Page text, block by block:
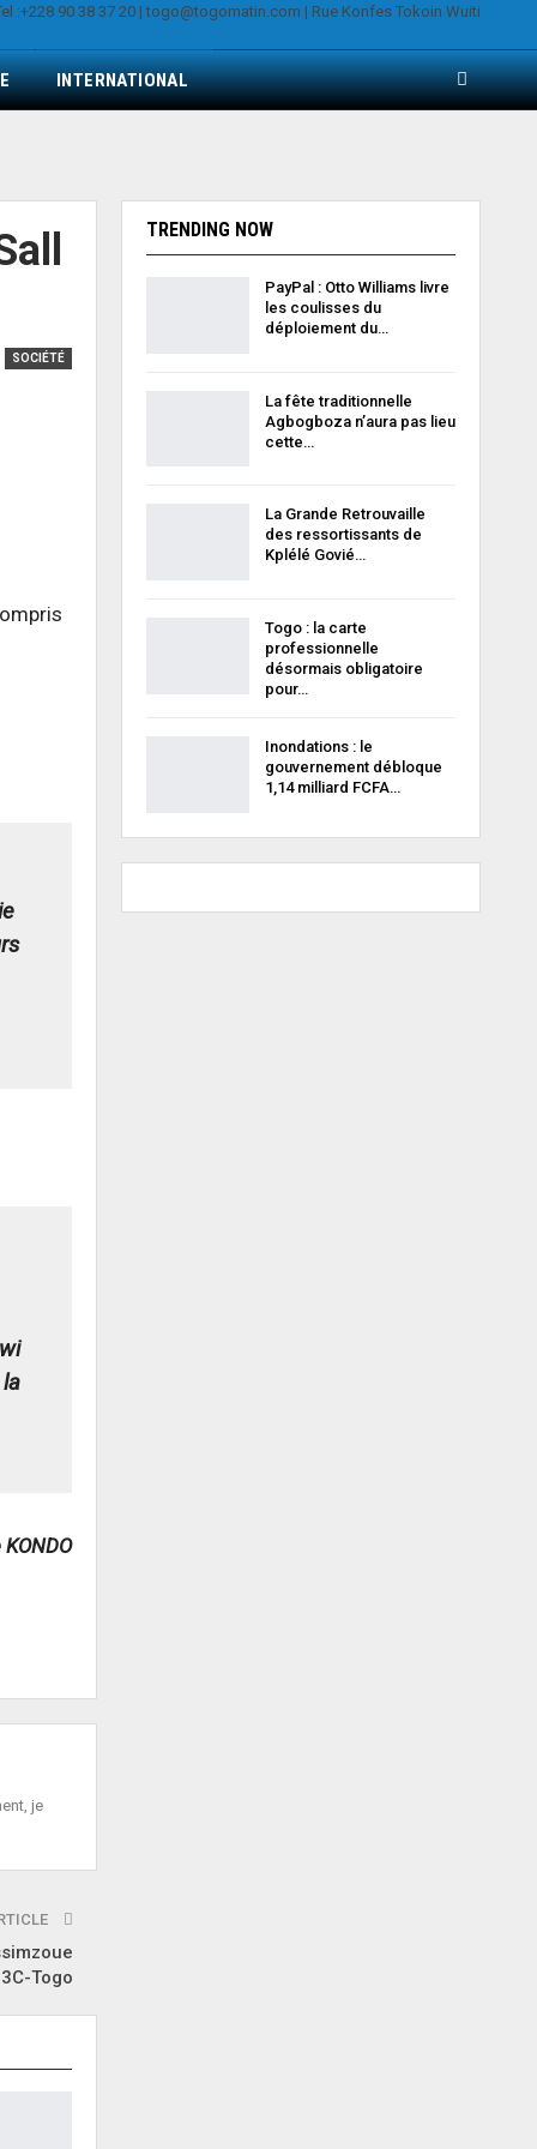
INTERNATIONAL
SOCIÉTÉ
je
Togo
TRENDING NOW
PayPal : Otto Williams livre
les coulisses du
déploiement du…
La fête traditionnelle
Agbogboza n’aura pas lieu
cette…
La Grande Retrouvaille
des ressortissants de
Kplélé Govié…
Togo : la carte
professionnelle
désormais obligatoire
pour…
Inondations : le
gouvernement débloque
1,14 milliard FCFA…